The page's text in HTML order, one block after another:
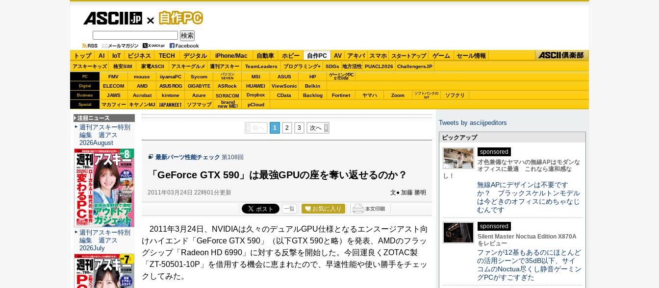
自作PC
トップ AI IoT ビジネス TECH デジタル iPhone/Mac 自動車 ホビー 自作PC AV アキバ スマホ スタートアップ ゲーム セール情報
アスキーキッズ 格安SIM 家電ASCII アスキーグルメ 週刊アスキー TeamLeaders プログラミング+ SDGs 地方活性 PUACL2026 ChallengersJP
PC FMV mouse iiyamaPC Sycom
パソコン
SEVEN
MSI ASUS HP ゲーミングPC
STORM
Digital ELECOM AMD ASUS ROG GIGABYTE ASRock HUAWEI ViewSonic Belkin
Business JAWS Acrobat kintone Azure SORACOM Dropbox CData Backlog Fortinet ヤマハ Zoom
ソフトバンクの
IoT
ソフクリ
Special マカフィー キヤノンMJ JAPANNEXT ソフマップ brand
new ME! pCloud
前へ 1 2 3 次へ
最新パーツ性能チェック 第108回
「GeForce GTX 590」は最強GPUの座を奪い返せるのか？
2011年03月24日 22時01分更新 文● 加藤 勝明
一覧 お気に入り
2011年3月24日、NVIDIAは久々のデュアルGPU仕様となるエンスージアスト向
けハイエンド「GeForce GTX 590」（以下GTX 590と略）を発表、AMDのフラッ
グシップ「Radeon HD 6990」に対する反撃を開始した。今回運良くZOTAC製
「ZT-50501-10P」を借用する機会に恵まれたので、早速性能や使い勝手をチェッ
クしてみた。
注目ニュース
週刊アスキー特別
編集 週アス
2026August
週刊アスキー特別
編集 週アス
2026July
Tweets by asciijpeditors
ピックアップ
sponsored
才色兼備なヤマハの無線APはモダンな
オフィスに最適 これなら違和感な
し！
無線APにデザインは不要です
か？ ブラックスケルトンモデル
は今どきのオフィスにめちゃなじ
むんです
sponsored
Silent Master Noctua Edition X870A
をレビュー
ファンが12基もあるのにほとんど
の活用シーンで35dB以下、サイ
コムのNoctua尽くし静音ゲーミン
グPCがすごすぎた